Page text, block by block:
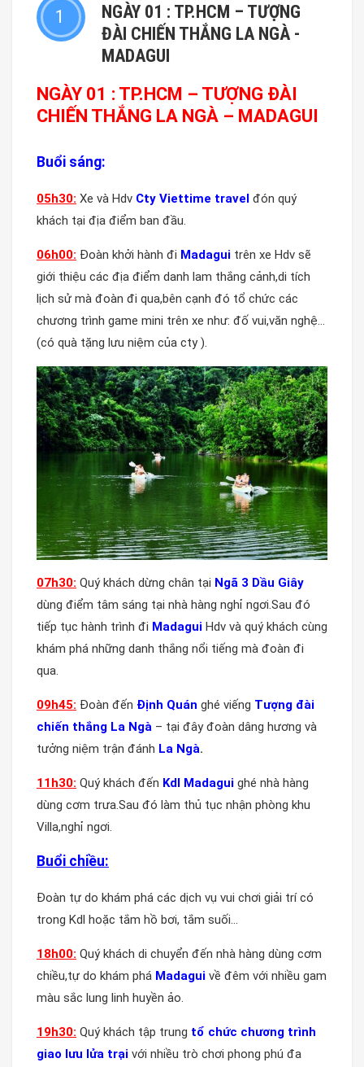
1
NGÀY 01 : TP.HCM – TƯỢNG
ĐÀI CHIẾN THẮNG LA NGÀ -
MADAGUI
NGÀY 01 : TP.HCM – TƯỢNG ĐÀI
CHIẾN THẮNG LA NGÀ – MADAGUI
Buổi sáng:
05h30: Xe và Hdv Cty Viettime travel đón quý
khách tại địa điểm ban đầu.
06h00: Đoàn khởi hành đi Madagui trên xe Hdv sẽ
giới thiệu các địa điểm danh lam thắng cảnh,di tích
lịch sử mà đoàn đi qua,bên cạnh đó tổ chức các
chương trình game mini trên xe như: đố vui,văn nghệ…
(có quà tặng lưu niệm của cty ).
07h30: Quý khách dừng chân tại Ngã 3 Dầu Giây
dùng điểm tâm sáng tại nhà hàng nghỉ ngơi.Sau đó
tiếp tục hành trình đi Madagui Hdv và quý khách cùng
khám phá những danh thắng nổi tiếng mà đoàn đi
qua.
09h45: Đoàn đến Định Quán ghé viếng Tượng đài
chiến thắng La Ngà – tại đây đoàn dâng hương và
tưởng niệm trận đánh La Ngà.
11h30: Quý khách đến Kdl Madagui ghé nhà hàng
dùng cơm trưa.Sau đó làm thủ tục nhận phòng khu
Villa,nghỉ ngơi.
Buổi chiều:
Đoàn tự do khám phá các dịch vụ vui chơi giải trí có
trong Kdl hoặc tắm hồ bơi, tắm suối…
18h00: Quý khách di chuyển đến nhà hàng dùng cơm
chiều,tự do khám phá Madagui về đêm với nhiều gam
màu sắc lung linh huyền ảo.
19h30: Quý khách tập trung tổ chức chương trình
giao lưu lửa trại với nhiều trò chơi phong phú đa